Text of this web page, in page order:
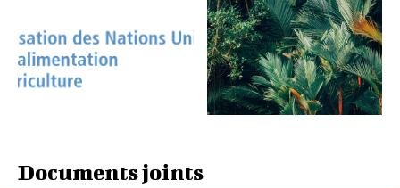
Documents joints